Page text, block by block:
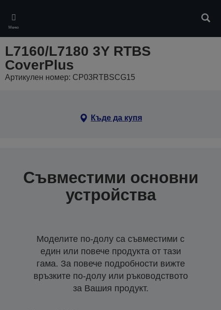
main
content
Меню
L7160/L7180 3Y RTBS
CoverPlus
Артикулен номер: CP03RTBSCG15
Къде да купя
Съвместими основни
устройства
Моделите по-долу са съвместими с
един или повече продукта от тази
гама. За повече подробности вижте
връзките по-долу или ръководството
за Вашия продукт.